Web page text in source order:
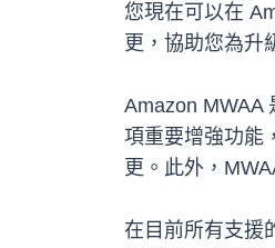
您現在可以在
更，協助您為升
Amazon MWAA
項重要增強功能
更。此外，
在目前所有支援